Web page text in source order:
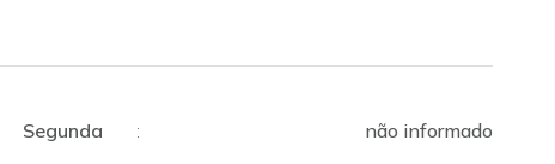
Segunda :
não informado